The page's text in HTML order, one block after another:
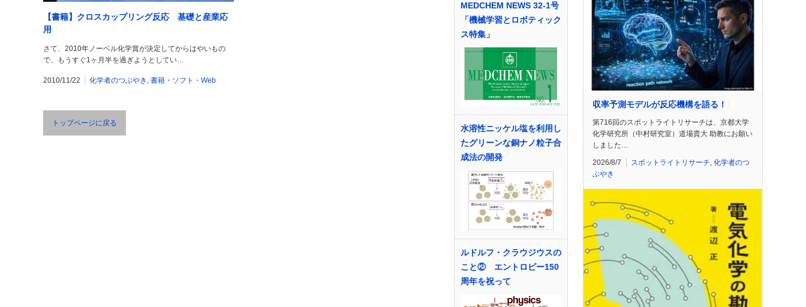
【書籍】クロスカップリング反応 基礎と産業応
用
さて、2010年ノーベル化学賞が決定してからはやいもの
で、もうすぐ1ヶ月半を過ぎようとしてい…
2010/11/22 化学者のつぶやき , 書籍・ソフト・Web
トップページに戻る
MEDCHEM NEWS 32-1号
「機械学習とロボティック
ス特集」
水溶性ニッケル塩を利用し
たグリーンな銅ナノ粒子合
成法の開発
ルドルフ・クラウジウスの
こと② エントロピー150
周年を祝って
収率予測モデルが反応機構を語る！
第716回のスポットライトリサーチは、京都大学
化学研究所（中村研究室）道場貴大 助教にお願い
しました…
2026/8/7 スポットライトリサーチ 化学者のつ
ぶやき